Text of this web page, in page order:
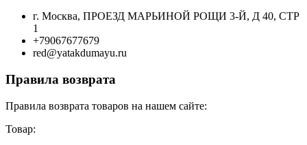
г. Москва, ПРОЕЗД МАРЬИНОЙ РОЩИ 3-Й, Д 40, СТР
1
+79067677679
red@yatakdumayu.ru
Правила возврата
Правила возврата товаров на нашем сайте:
Товар: